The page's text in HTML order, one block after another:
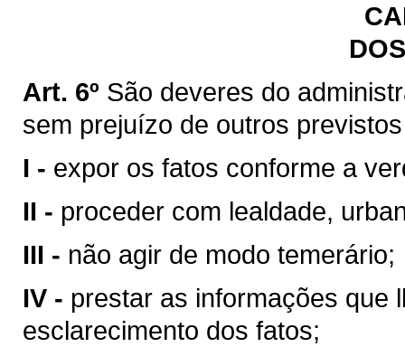
Art. 6º São deveres do
sem prejuízo de outros
I - expor os fatos conforme a
II - proceder com lealdade,
III - não agir de modo temerário;
IV - prestar as informações que
esclarecimento dos fatos;